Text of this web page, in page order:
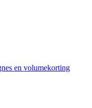
en volumekorting